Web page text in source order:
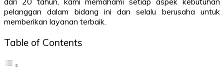
pelanggan dalam bidang ini dan selalu berusaha untuk
memberikan layanan terbaik.
Table of Contents